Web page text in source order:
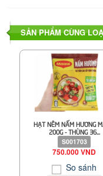
SẢN PHẨM CÙNG
HẠT NÊM NẤM HƯƠNG
200G - THÙNG 36...
S001703
750.000 VND
So sánh